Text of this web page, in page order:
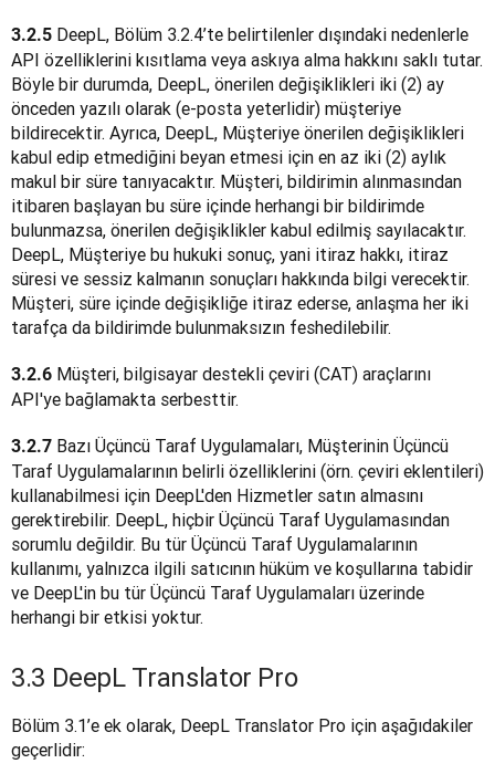
3.2.5 DeepL, Bölüm 3.2.4’te belirtilenler dışındaki nedenlerle
API özelliklerini kısıtlama veya askıya alma hakkını saklı tutar.
Böyle bir durumda, DeepL, önerilen değişiklikleri iki (2) ay
önceden yazılı olarak (e-posta yeterlidir) müşteriye
bildirecektir. Ayrıca, DeepL, Müşteriye önerilen değişiklikleri
kabul edip etmediğini beyan etmesi için en az iki (2) aylık
makul bir süre tanıyacaktır. Müşteri, bildirimin alınmasından
itibaren başlayan bu süre içinde herhangi bir bildirimde
bulunmazsa, önerilen değişiklikler kabul edilmiş sayılacaktır.
DeepL, Müşteriye bu hukuki sonuç, yani itiraz hakkı, itiraz
süresi ve sessiz kalmanın sonuçları hakkında bilgi verecektir.
Müşteri, süre içinde değişikliğe itiraz ederse, anlaşma her iki
tarafça da bildirimde bulunmaksızın feshedilebilir.
3.2.6 Müşteri, bilgisayar destekli çeviri (CAT) araçlarını
API'ye bağlamakta serbesttir.
3.2.7 Bazı Üçüncü Taraf Uygulamaları, Müşterinin Üçüncü
Taraf Uygulamalarının belirli özelliklerini (örn. çeviri eklentileri)
kullanabilmesi için DeepL'den Hizmetler satın almasını
gerektirebilir. DeepL, hiçbir Üçüncü Taraf Uygulamasından
sorumlu değildir. Bu tür Üçüncü Taraf Uygulamalarının
kullanımı, yalnızca ilgili satıcının hüküm ve koşullarına tabidir
ve DeepL'in bu tür Üçüncü Taraf Uygulamaları üzerinde
herhangi bir etkisi yoktur.
3.3 DeepL Translator Pro
Bölüm 3.1’e ek olarak, DeepL Translator Pro için aşağıdakiler
geçerlidir: